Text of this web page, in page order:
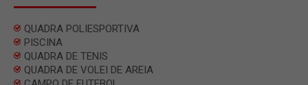
QUADRA POLIESPORTIVA
PISCINA
QUADRA DE TENIS
QUADRA DE VOLEI DE AREIA